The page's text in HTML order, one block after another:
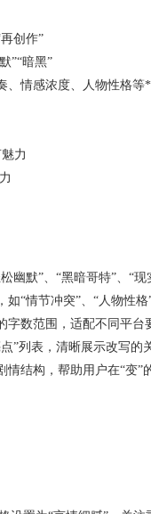
创作”
”“暗黑”
、情感浓度、人物性格等
力
幽默”、“黑暗哥特”、“现
“情节冲突”、“人物性
数范围，适配不同平台
”列表，清晰展示改写的
结构，帮助用户在“变”